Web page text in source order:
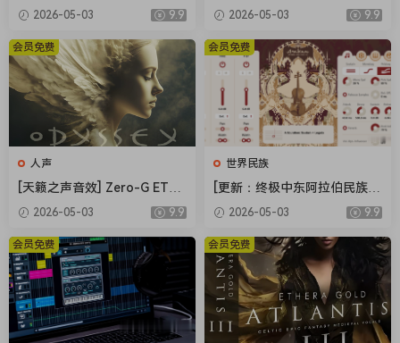
Drums BFD Player Core Libr
ary v1.0.0.9-R2R（4.72GB）
2026-05-03 9.9
摇滚] BFD Drums BFD Playe
r Extension London 70s v1.
0.0.13-R2R（2.71GB）
2026-05-03 9.9
人声
[天籁之声音效] Zero-G ETHE
RA Gold Odyssey v1.0.2 [KO
2026-05-03 9.9
会员免费
世界民族
[更新：终极中东阿拉伯民族管
弦乐音源合集] Strezov Samp
ling Arabian Ethnic Orchestr
a v1.1 [KONTAKT]（57.37G
B）
2026-05-03 9.9
会员免费
会员免费 会员免费